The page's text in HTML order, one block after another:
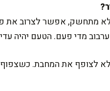
מתחשק, אפשר לצרוב את
לא לצופף את המחבת.